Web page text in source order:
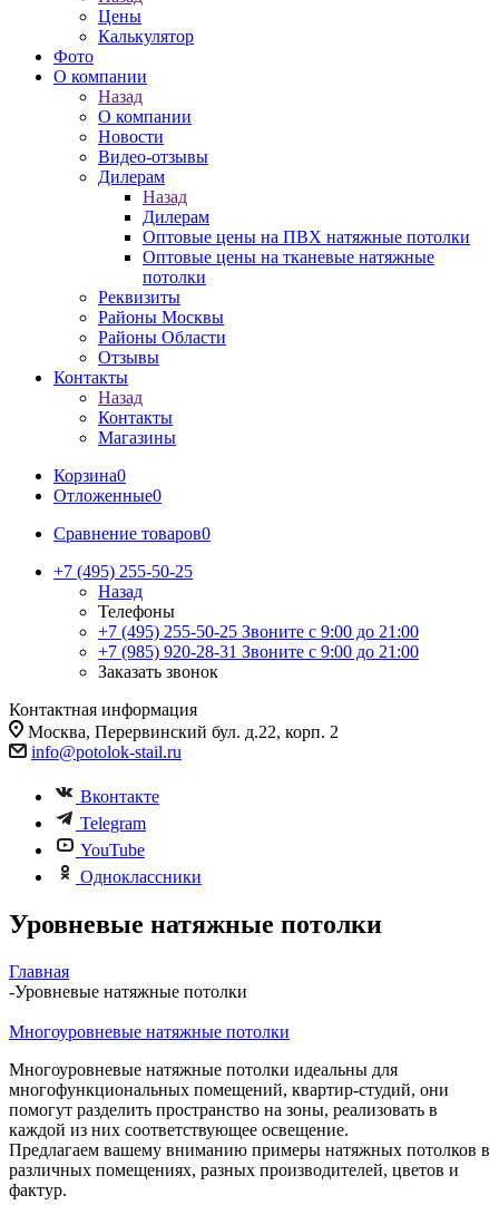
Цены
Калькулятор
Фото
О компании
Назад
О компании
Новости
Видео-отзывы
Дилерам
Назад
Дилерам
Оптовые цены на ПВХ натяжные потолки
Оптовые цены на тканевые натяжные
потолки
Реквизиты
Районы Москвы
Районы Области
Отзывы
Контакты
Назад
Контакты
Магазины
Корзина0
Отложенные0
Сравнение товаров0
+7 (495) 255-50-25
Назад
Телефоны
+7 (495) 255-50-25 Звоните с 9:00 до 21:00
+7 (985) 920-28-31 Звоните с 9:00 до 21:00
Заказать звонок
Контактная информация
Москва, Перервинский бул. д.22, корп. 2
info@potolok-stail.ru
Вконтакте
Telegram
YouTube
Одноклассники
Уровневые натяжные потолки
Главная
-Уровневые натяжные потолки
Многоуровневые натяжные потолки
Многоуровневые натяжные потолки идеальны для
многофункциональных помещений, квартир-студий, они
помогут разделить пространство на зоны, реализовать в
каждой из них соответствующее освещение.
Предлагаем вашему вниманию примеры натяжных потолков в
различных помещениях, разных производителей, цветов и
фактур.